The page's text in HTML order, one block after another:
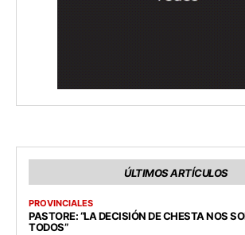
ÚLTIMOS ARTÍCULOS
PROVINCIALES
PASTORE: “LA DECISIÓN DE CHESTA NOS
TODOS”